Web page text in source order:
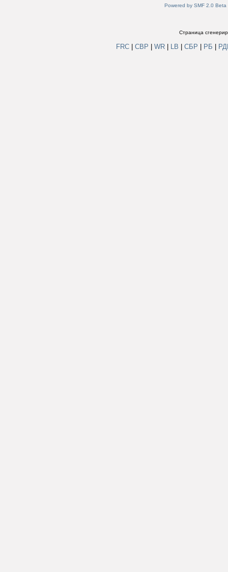
Powered by SMF 2.0 Beta
Страница
FRC СВР WR LB СБР РБ